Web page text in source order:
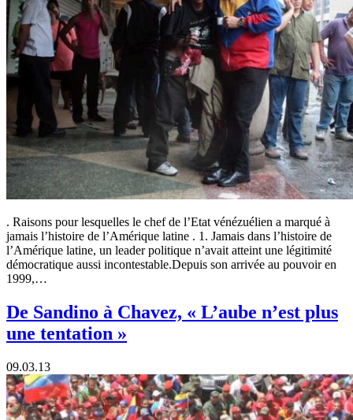
. Raisons pour lesquelles le chef de l’Etat vénézuélien a marqué à
jamais l’histoire de l’Amérique latine . 1. Jamais dans l’histoire de
l’Amérique latine, un leader politique n’avait atteint une légitimité
démocratique aussi incontestable.Depuis son arrivée au pouvoir en
1999,…
De Sandino à Chavez, « L’aube n’est plus
une tentation »
09.03.13